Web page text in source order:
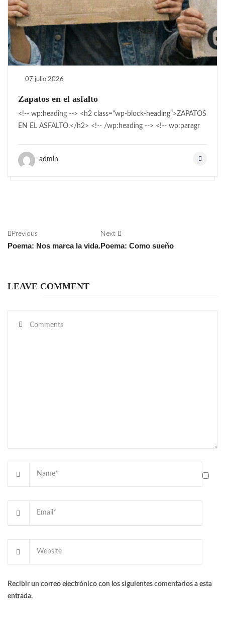
07 julio 2026
Zapatos en el asfalto
<!-- wp:heading --> <h2 class="wp-block-heading">ZAPATOS
EN EL ASFALTO.</h2> <!-- /wp:heading --> <!-- wp:paragr
admin
Previous
Poema: Nos marca la vida.
Next
Poema: Como sueño
LEAVE COMMENT
Recibir un correo electrónico con los siguientes comentarios a esta
entrada.